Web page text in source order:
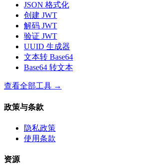
JSON 格式化
创建 JWT
解码 JWT
验证 JWT
UUID 生成器
文本转 Base64
Base64 转文本
查看全部工具 →
政策与条款
隐私政策
使用条款
资源